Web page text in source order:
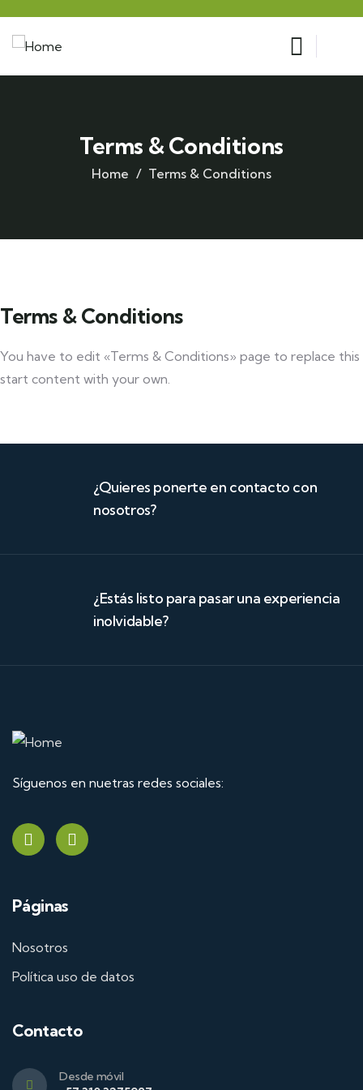
Terms & Conditions
Home Terms & Conditions
Terms & Conditions
You have to edit «Terms & Conditions» page to replace this
start content with your own.
¿Quieres ponerte en contacto con
nosotros?
¿Estás listo para pasar una experiencia
inolvidable?
Síguenos en nuetras redes sociales:
Páginas
Nosotros
Política uso de datos
Contacto
Desde móvil